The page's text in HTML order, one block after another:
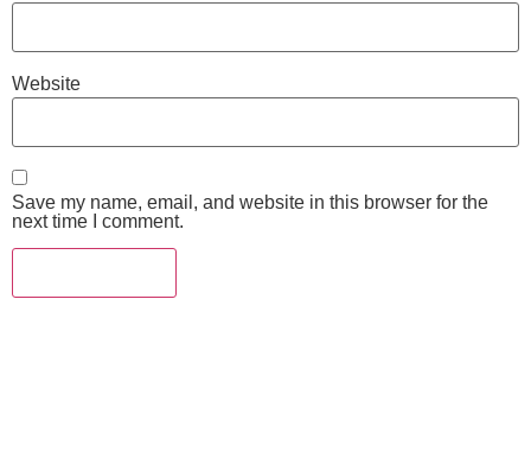
Website
Save my name, email, and website in this browser for the
next time I comment.